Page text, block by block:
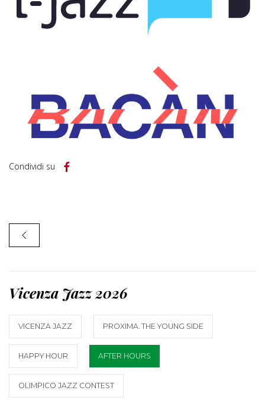
Condividi su
Vicenza Jazz 2026
VICENZA JAZZ PROXIMA. THE YOUNG SIDE
HAPPY HOUR AFTER HOURS
OLIMPICO JAZZ CONTEST